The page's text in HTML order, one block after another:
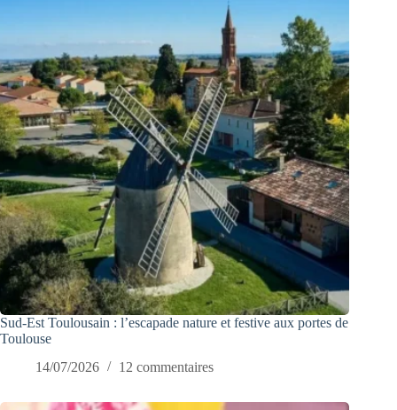
Sud-Est Toulousain : l’escapade nature et festive aux portes de
Toulouse
14/07/2026
12 commentaires